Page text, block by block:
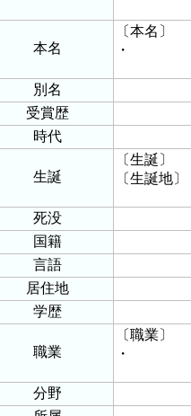
本名
〔本名〕
・
別名
受賞歴
時代
生誕
〔生誕〕
〔生誕地〕
死没
国籍
言語
居住地
学歴
職業
〔職業〕
・
分野